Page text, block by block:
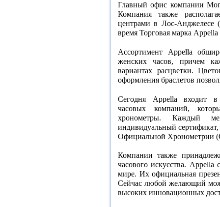
Главный офис компании
Компания также
центрами в Лос-
время Торговая марка
Ассортимент Appella
женских часов, причем
вариантах расцветки.
оформления браслетов
Сегодня Appella входит
часовых компаний,
хронометры. Каждый
индивидуальный
Официальной Хронометрии
Компании также
часового искусства.
мире. Их официальная
Сейчас любой желающий
высоких инновационных